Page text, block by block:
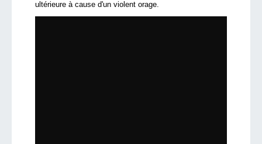
ultérieure à cause d'un violent orage.